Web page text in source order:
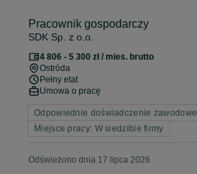
Pracownik gospodarczy
SDK Sp. z o.o.
4 806 - 5 300 zł / mies. brutto
Ostróda
Pełny etat
Umowa o pracę
Odpowiednie doświadczenie zawodowe
Miejsce pracy: W siedzibie firmy
Odświeżono dnia 17 lipca 2026